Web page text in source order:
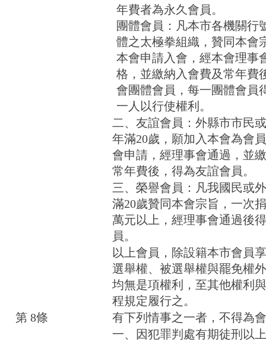
年費者為永久會員。
團體會員：凡本市各機關行
體之太極拳組織，贊同本會
本會申請入會，經本會理事
格，並繳納入會費及常年費
會團體會員，每一團體會員
一人以行使權利。
二、友誼會員：外縣市市民
年滿20歲，願加入本會為會
會申請，經理事會通過，並
常年費後，得為友誼會員。
三、榮譽會員：凡我國民或
滿20歲贊同本會宗旨，一次
萬元以上，經理事會通過後
員。
以上會員，除設籍本市會員
選舉權、被選舉權與罷免權
均無是項權利，至其他權利
程規定履行之。
第 8條
有下列情事之一者，不得為
一、因犯罪判處有期徒刑以